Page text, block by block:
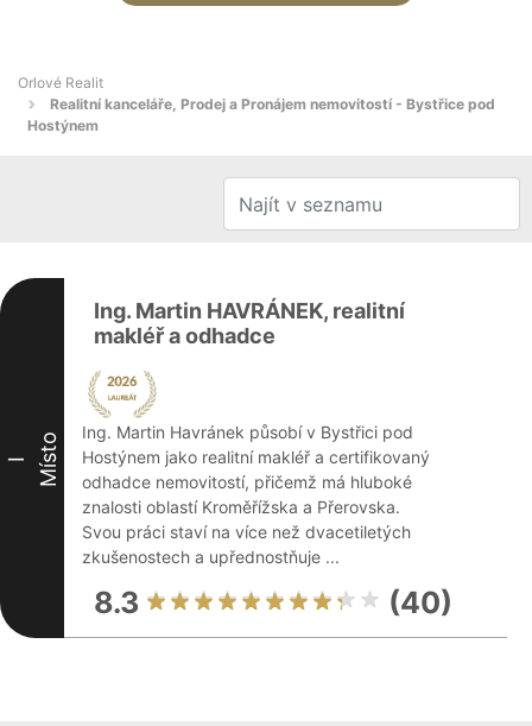
Orlové Realit
Realitní kanceláře, Prodej a Pronájem nemovitostí - Bystřice pod
Hostýnem
I Místo
Ing. Martin HAVRÁNEK, realitní
makléř a odhadce
Ing. Martin Havránek působí v Bystřici pod
Hostýnem jako realitní makléř a certifikovaný
odhadce nemovitostí, přičemž má hluboké
znalosti oblastí Kroměřížska a Přerovska.
Svou práci staví na více než dvacetiletých
zkušenostech a upřednostňuje ...
8.3 (40)